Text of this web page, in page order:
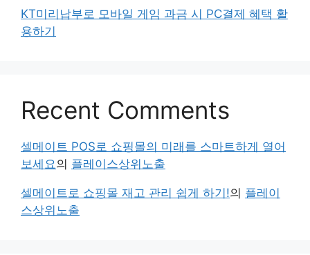
KT미리납부로 모바일 게임 과금 시 PC결제 혜택 활
용하기
Recent Comments
셀메이트 POS로 쇼핑몰의 미래를 스마트하게 열어
보세요의 플레이스상위노출
셀메이트로 쇼핑몰 재고 관리 쉽게 하기!의 플레이
스상위노출